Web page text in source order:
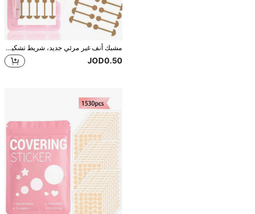
مشبك أنف غير مرئي جديد، شريط تشكيل الأنف المرن ذاتي اللصق، مناسب للأنوف العريضة، رقعة رفع الأنف صديقة للبشرة، مشبك الأنف. مشبك أنف غير مرئي جديد، مناسب للأنوف الصغيرة والضيقة، مناسب للمكياج والتنكر، هدية مجانية، سفر، منتج رخيص، ضروريات السفر، تشكيل الأنف، مناسب للخريف والشتاء، Y2K، هالوين، حفلة، ، رأس السنة، عيد الميلاد وغيرها من المناسبات، وأيضًا هدية رائعة.
JOD0.50